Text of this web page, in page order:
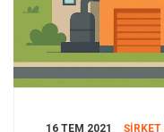
16 TEM 2021 ŞIRKET